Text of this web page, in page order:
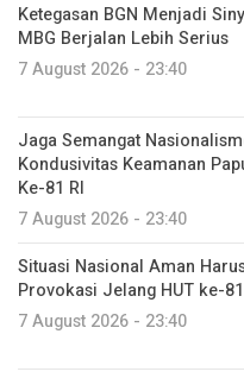
Ketegasan BGN Menjadi
MBG Berjalan Lebih Serius
7 August 2026 - 23:40
Jaga Semangat
Kondusivitas Keamanan
Ke-81 RI
7 August 2026 - 23:40
Situasi Nasional Aman
Provokasi Jelang HUT ke-
7 August 2026 - 23:40